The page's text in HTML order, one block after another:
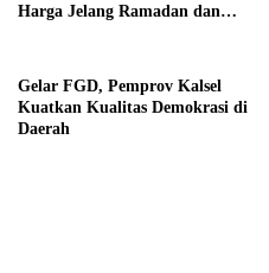
Harga Jelang Ramadan dan
Gelar FGD, Pemprov Kalsel
Kuatkan Kualitas Demokrasi di
Daerah